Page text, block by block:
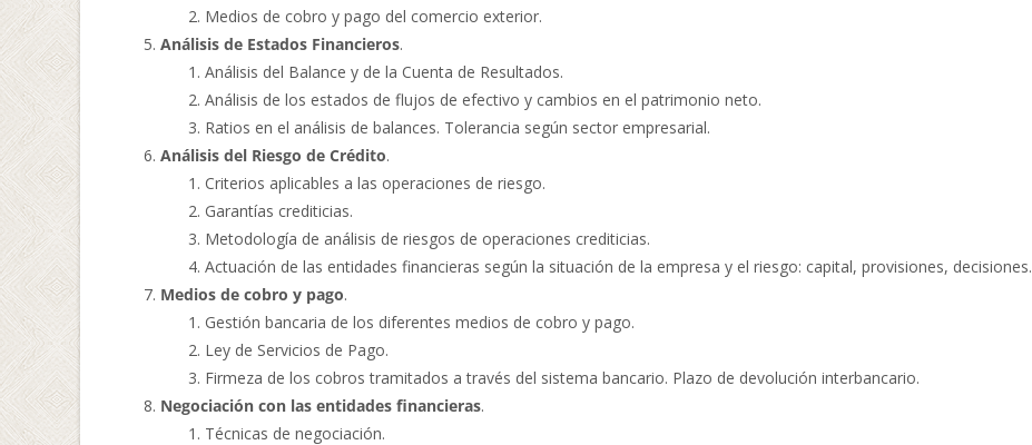
Medios de cobro y pago del comercio exterior.
Análisis de Estados Financieros.
Análisis del Balance y de la Cuenta de Resultados.
Análisis de los estados de flujos de efectivo y cambios en el patrimonio neto.
Ratios en el análisis de balances. Tolerancia según sector empresarial.
Análisis del Riesgo de Crédito.
Criterios aplicables a las operaciones de riesgo.
Garantías crediticias.
Metodología de análisis de riesgos de operaciones crediticias.
Actuación de las entidades financieras según la situación de la empresa y el riesgo: capital, provisiones, decisiones.
Medios de cobro y pago.
Gestión bancaria de los diferentes medios de cobro y pago.
Ley de Servicios de Pago.
Firmeza de los cobros tramitados a través del sistema bancario. Plazo de devolución interbancario.
Negociación con las entidades financieras.
Técnicas de negociación.